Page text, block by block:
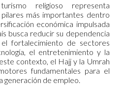
religioso representa
más importantes dentro
económica impulsada
busca reducir su dependencia
fortalecimiento de sectores
el entretenimiento y la
contexto, el Hajj y la Umrah
fundamentales para el
generación de empleo.